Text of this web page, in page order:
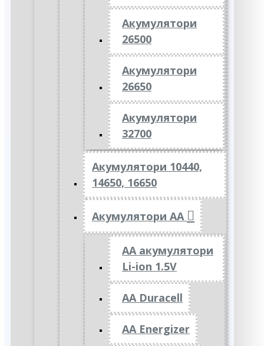
Акумулятори
26500
Акумулятори
26650
Акумулятори
32700
Акумулятори 10440,
14650, 16650
Акумулятори АА
AA акумулятори
Li-ion 1.5V
AA Duracell
AA Energizer